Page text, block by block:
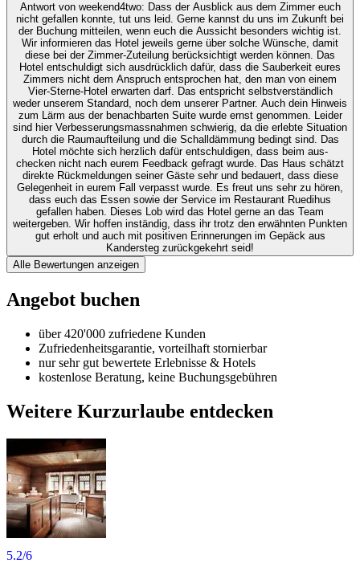
Antwort von weekend4two: Dass der Ausblick aus dem Zimmer euch
nicht gefallen konnte, tut uns leid. Gerne kannst du uns im Zukunft bei
der Buchung mitteilen, wenn euch die Aussicht besonders wichtig ist.
Wir informieren das Hotel jeweils gerne über solche Wünsche, damit
diese bei der Zimmer-Zuteilung berücksichtigt werden können. Das
Hotel entschuldigt sich ausdrücklich dafür, dass die Sauberkeit eures
Zimmers nicht dem Anspruch entsprochen hat, den man von einem
Vier-Sterne-Hotel erwarten darf. Das entspricht selbstverständlich
weder unserem Standard, noch dem unserer Partner. Auch dein Hinweis
zum Lärm aus der benachbarten Suite wurde ernst genommen. Leider
sind hier Verbesserungsmassnahmen schwierig, da die erlebte Situation
durch die Raumaufteilung und die Schalldämmung bedingt sind. Das
Hotel möchte sich herzlich dafür entschuldigen, dass beim aus-
checken nicht nach eurem Feedback gefragt wurde. Das Haus schätzt
direkte Rückmeldungen seiner Gäste sehr und bedauert, dass diese
Gelegenheit in eurem Fall verpasst wurde. Es freut uns sehr zu hören,
dass euch das Essen sowie der Service im Restaurant Ruedihus
gefallen haben. Dieses Lob wird das Hotel gerne an das Team
weitergeben. Wir hoffen inständig, dass ihr trotz den erwähnten Punkten
gut erholt und auch mit positiven Erinnerungen im Gepäck aus
Kandersteg zurückgekehrt seid!
Alle Bewertungen anzeigen
Angebot buchen
über 420'000 zufriedene Kunden
Zufriedenheitsgarantie, vorteilhaft stornierbar
nur sehr gut bewertete Erlebnisse & Hotels
kostenlose Beratung, keine Buchungsgebühren
Weitere Kurzurlaube entdecken
5.2/6